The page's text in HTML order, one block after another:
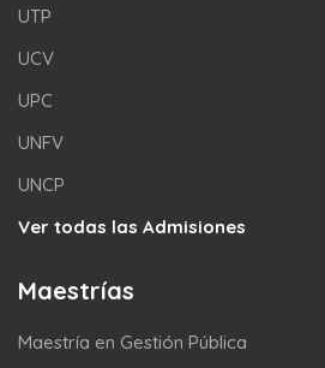
UTP
UCV
UPC
UNFV
UNCP
Ver todas las Admisiones
Maestrías
Maestría en Gestión Pública